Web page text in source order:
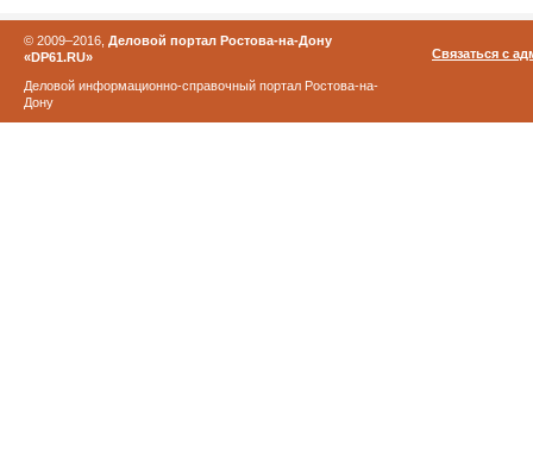
© 2009–2016, Деловой портал Ростова-на-Дону
«DP61.RU»
Деловой информационно-справочный портал Ростова-на-
Дону
Связаться с